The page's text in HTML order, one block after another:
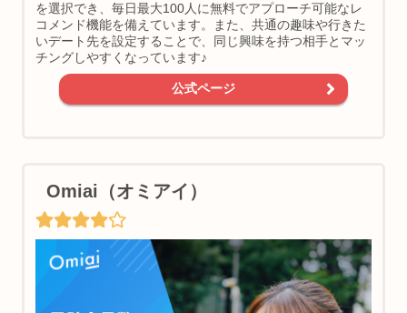
を選択でき、毎日最大100人に無料でアプローチ可能なレ
コメンド機能を備えています。また、共通の趣味や行きた
いデート先を設定することで、同じ興味を持つ相手とマッ
チングしやすくなっています♪
公式ページ
Omiai（オミアイ）